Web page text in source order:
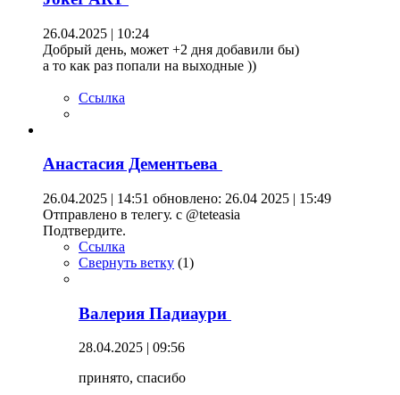
26.04.2025 | 10:24
Добрый день, может +2 дня добавили бы)
а то как раз попали на выходные ))
Ссылка
Анастасия Дементьева
26.04.2025 | 14:51 обновлено: 26.04 2025 | 15:49
Отправлено в телегу. с @teteasia
Подтвердите.
Ссылка
Свернуть ветку (1)
Валерия Падиаури
28.04.2025 | 09:56
принято, спасибо